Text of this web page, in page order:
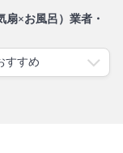
×お風呂）業者・